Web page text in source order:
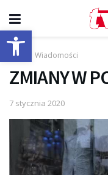
Otwórz pasek narzędzi
Start Wiadomości
ZMIANY W
7 stycznia 2020